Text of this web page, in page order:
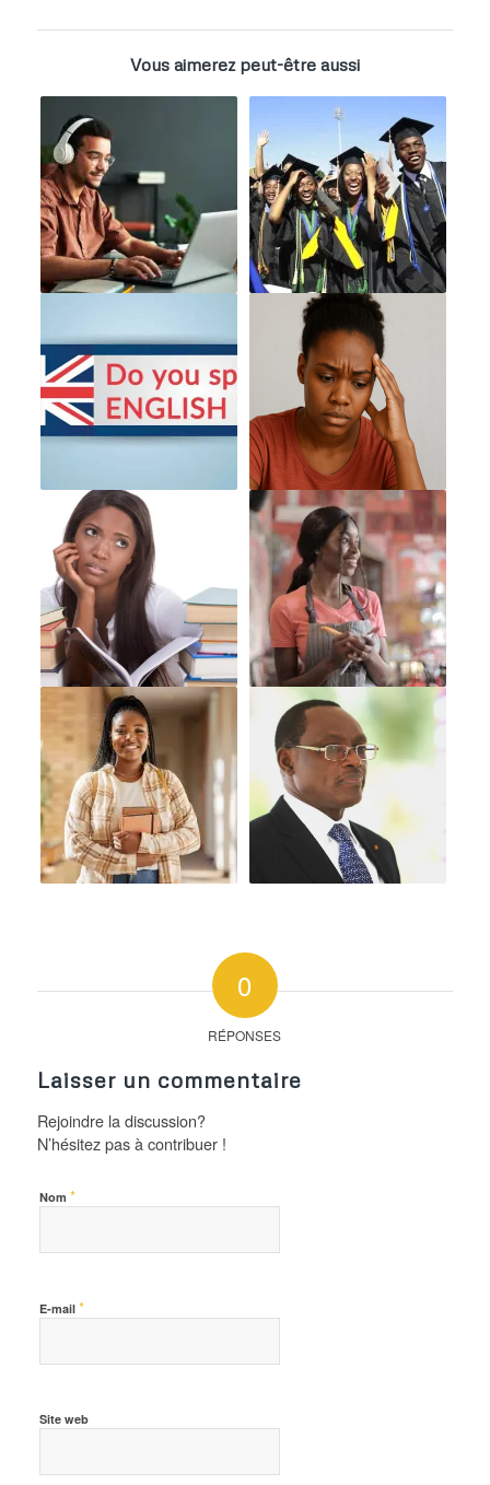
Vous aimerez peut-être aussi
0
RÉPONSES
Laisser un commentaire
Rejoindre la discussion?
N’hésitez pas à contribuer !
Nom *
E-mail *
Site web